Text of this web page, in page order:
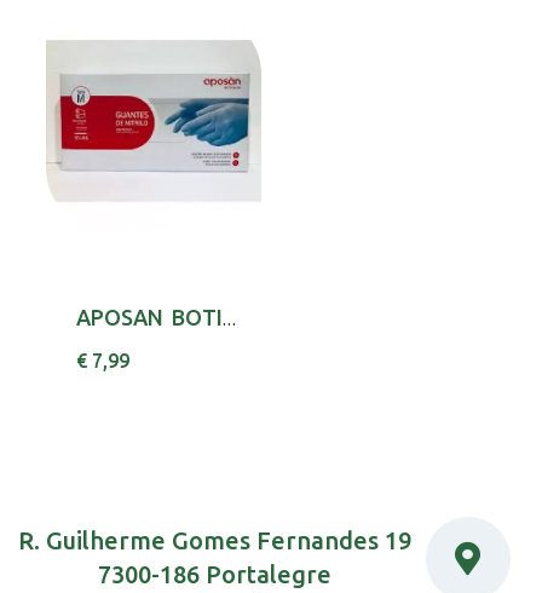
APOSAN BOTIQ LUVAS NITRILO S/PO S X50
€ 7,99
R. Guilherme Gomes Fernandes 19
7300-186 Portalegre